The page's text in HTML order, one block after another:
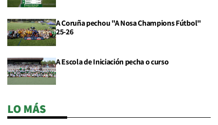
A Coruña pechou "A Nosa Champions Fútbol"
25-26
A Escola de Iniciación pecha o curso
LO MÁS